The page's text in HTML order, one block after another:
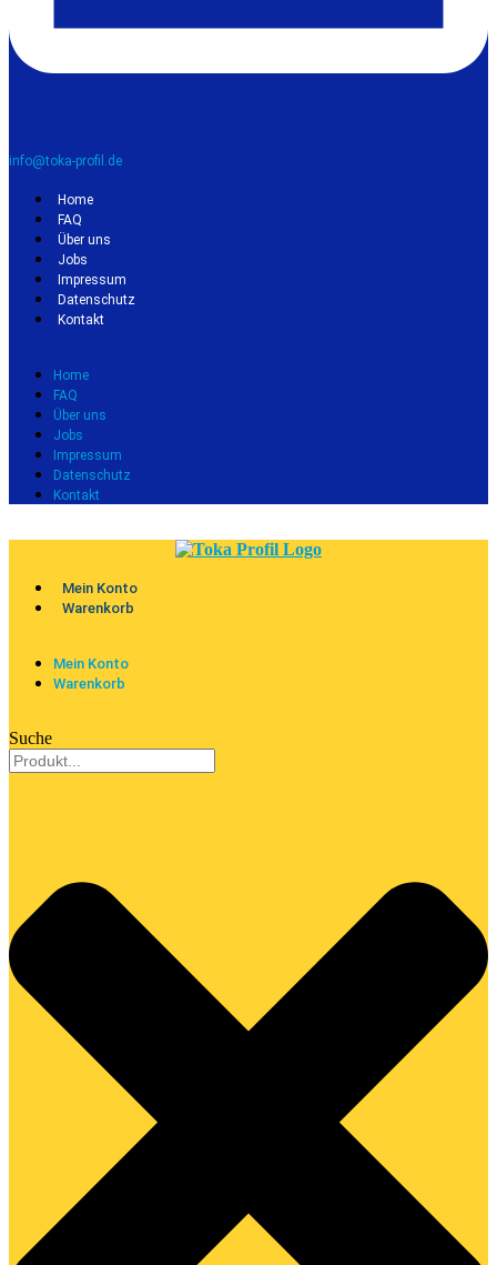
info@toka-profil.de
Home
FAQ
Über uns
Jobs
Impressum
Datenschutz
Kontakt
Home
FAQ
Über uns
Jobs
Impressum
Datenschutz
Kontakt
Mein Konto
Warenkorb
Mein Konto
Warenkorb
Suche